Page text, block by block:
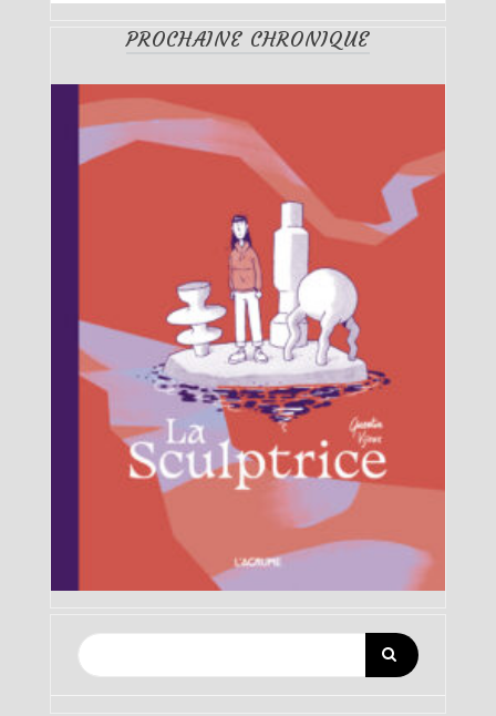
PROCHAINE CHRONIQUE